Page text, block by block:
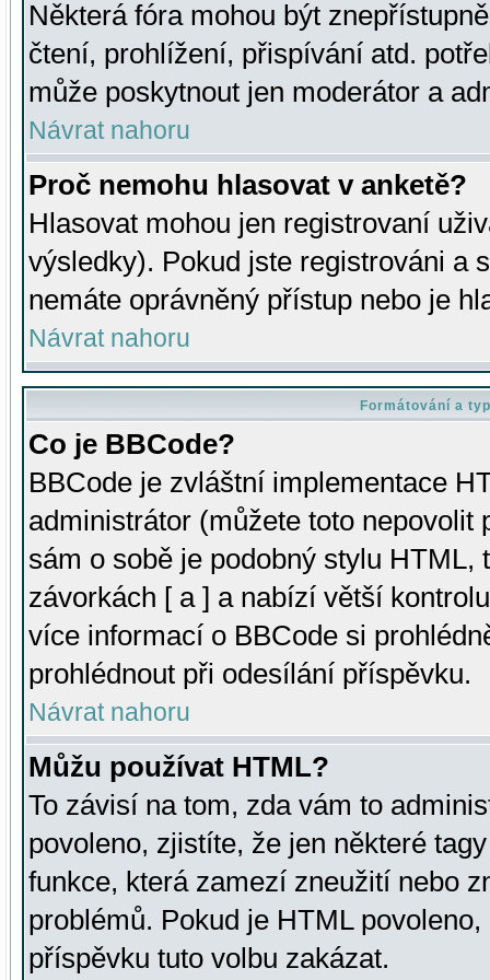
Některá fóra mohou být
čtení, prohlížení, přispívání atd.
může poskytnout jen moderátor a
Návrat nahoru
Proč nemohu hlasovat v anketě?
Hlasovat mohou jen registrovaní
výsledky). Pokud jste registrováni a
nemáte oprávněný přístup nebo je
Návrat nahoru
Formátování a
Co je BBCode?
BBCode je zvláštní implementace
administrátor (můžete toto
sám o sobě je podobný stylu HTML,
závorkách [ a ] a nabízí větší
více informací o BBCode si
prohlédnout při odesílání příspěvku.
Návrat nahoru
Můžu používat HTML?
To závisí na tom, zda vám to
povoleno, zjistíte, že jen některé
funkce, která zamezí zneužití nebo
problémů. Pokud je HTML
příspěvku tuto volbu zakázat.